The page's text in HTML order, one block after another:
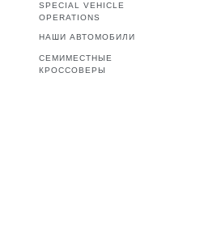
SPECIAL VEHICLE
OPERATIONS
НАШИ АВТОМОБИЛИ
СЕМИМЕСТНЫЕ
КРОССОВЕРЫ